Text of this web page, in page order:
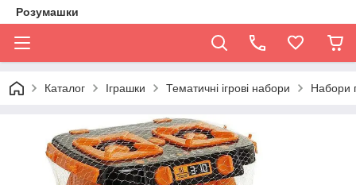
Розумашки
Каталог Іграшки Тематичні ігрові набори Набори